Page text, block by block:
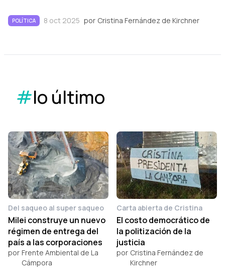
POLÍTICA 8 oct 2025 por Cristina Fernández de Kirchner
#lo último
Del saqueo al super saqueo
Milei construye un nuevo
régimen de entrega del
país a las corporaciones
por Frente Ambiental de La
Cámpora
Carta abierta de Cristina
El costo democrático de
la politización de la
justicia
por Cristina Fernández de
Kirchner